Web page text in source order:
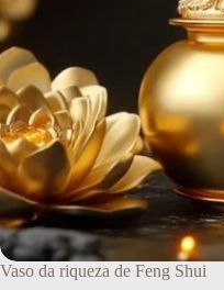
Vaso da riqueza de Feng Shui